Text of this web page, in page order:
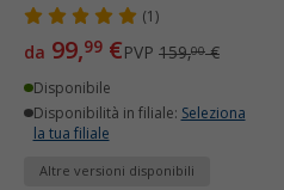
(1)
da 99,99 €PVP 159,00€
Disponibile
Disponibilità in filiale: Seleziona
la tua filiale
Altre versioni disponibili